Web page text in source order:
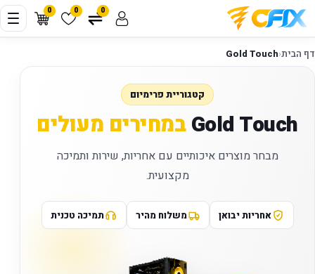
0 0 0
דף הבית‹
Gold Touch
קטגוריית פרימיום
Gold Touchבמחירים מעולים
מבחר מוצרים איכותיים עם אחריות, שירות ותמיכה
מקצועית.
אחריות יבואן משלוח מהיר תמיכה טכנית